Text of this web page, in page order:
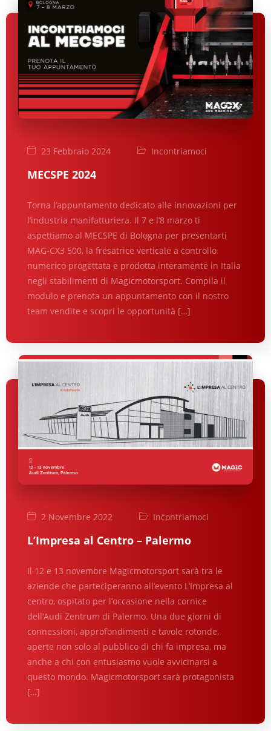
23 Febbraio 2024 Incontriamoci
MECSPE 2024
Torna l’appuntamento dedicato alle innovazioni per
l’industria manifatturiera. Il 7 e l’8 marzo ti
aspettiamo al MECSPE di Bologna per presentarti
MAG-CX3 500, la fresatrice verticale a controllo
numerico progettata e prodotta interamente in Italia
negli stabilimenti di Magicmotorsport. Compila il
modulo e prenota un appuntamento con il nostro
team vendite e scopri le opportunità […]
2 Novembre 2022 Incontriamoci
L’Impresa al Centro – Palermo
Il 12 e 13 novembre Magicmotorsport sarà tra le
aziende che parteciperanno all’evento L’Impresa al
centro, ospitato per l’occasione nella cornice
dell’Audi Zentrum di Palermo. Una due giorni di
connessioni, approfondimenti e tavole rotonde,
aperte non solo al pubblico di chi fa impresa, ma
anche a chi con entusiasmo vuole avvicinarsi a
questo mondo. Magicmotorsport sarà protagonista
[…]